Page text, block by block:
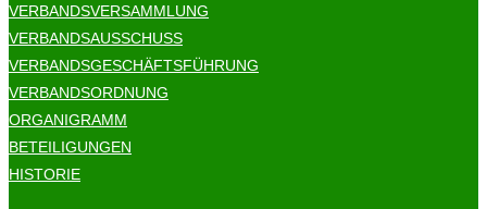
VERBANDSVERSAMMLUNG
VERBANDSAUSSCHUSS
VERBANDSGESCHÄFTSFÜHRUNG
VERBANDSORDNUNG
ORGANIGRAMM
BETEILIGUNGEN
HISTORIE